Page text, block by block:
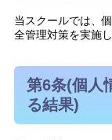
当スクールでは、
全管理対策を実施し
第6条(個人
る結果)